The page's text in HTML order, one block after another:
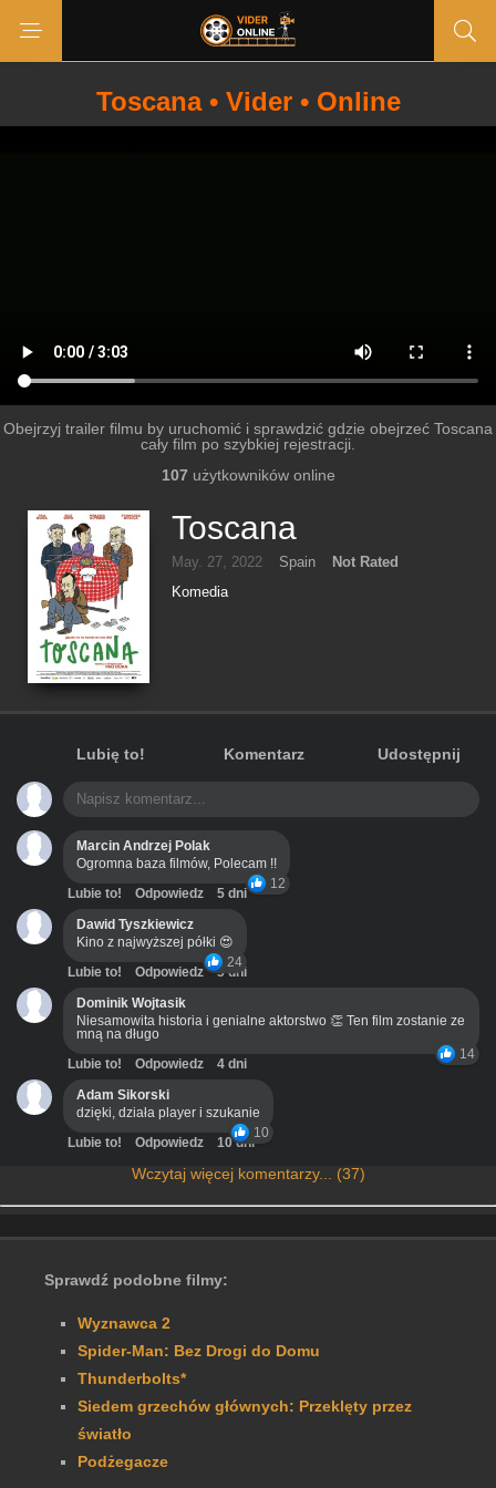
Toscana • Vider • Online
Obejrzyj trailer filmu by uruchomić i sprawdzić gdzie obejrzeć Toscana
cały film po szybkiej rejestracji.
107 użytkowników online
Toscana
May. 27, 2022 Spain
Not Rated
Komedia
Lubię to! Komentarz Udostępnij
Marcin Andrzej Polak
Ogromna baza filmów, Polecam !!
12
Lubie to! Odpowiedz
5 dni
Dawid Tyszkiewicz
Kino z najwyższej półki 😍
24
Lubie to! Odpowiedz
3 dni
Dominik Wojtasik
Niesamowita historia i genialne aktorstwo 👏 Ten film zostanie ze
mną na długo
14
Lubie to! Odpowiedz
4 dni
Adam Sikorski
dzięki, działa player i szukanie
10
Lubie to! Odpowiedz 10 dni
Wczytaj więcej komentarzy... (37)
Sprawdź podobne filmy:
Wyznawca 2
Spider-Man: Bez Drogi do Domu
Thunderbolts*
Siedem grzechów głównych: Przeklęty przez
światło
Podżegacze